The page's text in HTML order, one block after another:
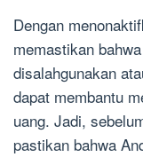
Dengan
memastikan
disalahgunakan
dapat membantu
uang. Jadi,
pastikan bahwa